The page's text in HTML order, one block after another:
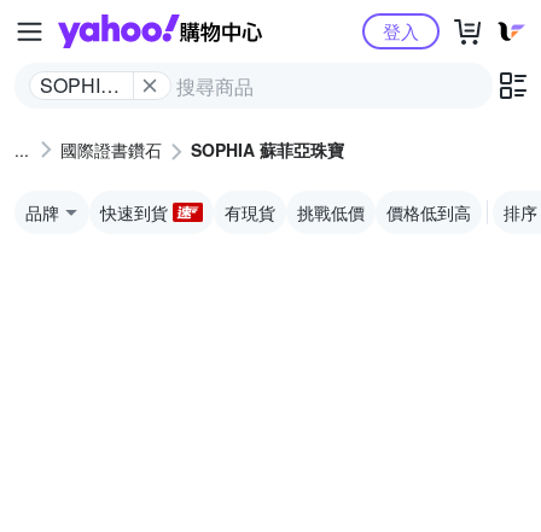
Yahoo購物中心
SOPHIA
寶
登入
國際證書鑽石 SOPHIA 蘇菲亞珠寶
品牌 快速到貨 有現貨 挑戰低價 價格低到高 排序